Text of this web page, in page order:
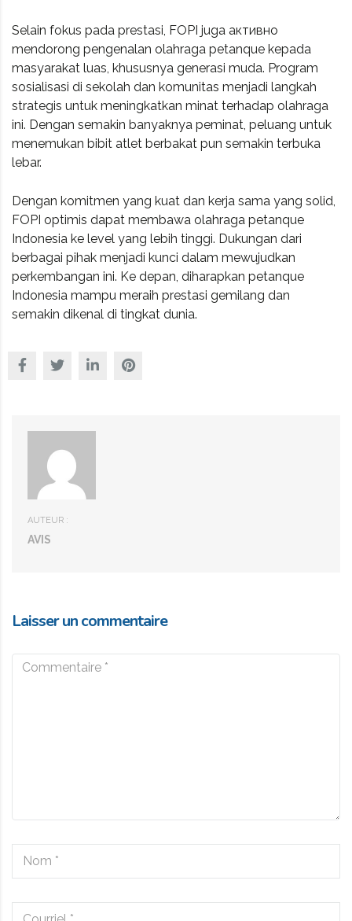
Selain fokus pada prestasi, FOPI juga активно
mendorong pengenalan olahraga petanque kepada
masyarakat luas, khususnya generasi muda. Program
sosialisasi di sekolah dan komunitas menjadi langkah
strategis untuk meningkatkan minat terhadap olahraga
ini. Dengan semakin banyaknya peminat, peluang untuk
menemukan bibit atlet berbakat pun semakin terbuka
lebar.
Dengan komitmen yang kuat dan kerja sama yang solid,
FOPI optimis dapat membawa olahraga petanque
Indonesia ke level yang lebih tinggi. Dukungan dari
berbagai pihak menjadi kunci dalam mewujudkan
perkembangan ini. Ke depan, diharapkan petanque
Indonesia mampu meraih prestasi gemilang dan
semakin dikenal di tingkat dunia.
AUTEUR :
AVIS
Laisser un commentaire